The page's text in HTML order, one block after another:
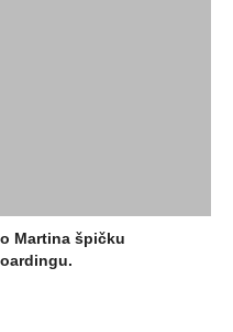
Martina špičku